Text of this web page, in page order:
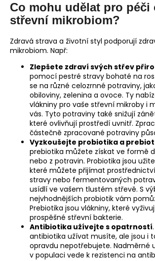
Co mohu udělat pro péči
střevní mikrobiom?
Zdravá strava a životní styl podporují
mikrobiom. Např:
Zlepšete zdraví svých střev
pomocí pestré stravy bohaté na
se na různé celozrnné potraviny,
obiloviny, zelenina a ovoce. Ty
vlákniny pro vaše střevní mikroby i
vás. Tyto potraviny také snižují
které ovlivňují prostředí uvnitř.
částečně zpracované potraviny
Vyzkoušejte probiotika a
prebiotika můžete získat ve formě
nebo z potravin. Probiotika jsou
které můžete přijímat
stravy nebo fermentovaných
usídlí ve vašem tlustém střevě. S
nejvhodnějších probiotik vám
Prebiotika jsou vlákniny, které
prospěšné střevní bakterie.
Antibiotika užívejte s opatrností
antibiotika užívat musíte, ale jsou i
opravdu nepotřebujete. Nadměrné
v populaci vede k rezistenci na